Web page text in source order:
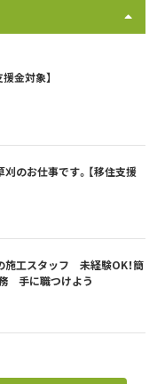
金対象】
刈のお仕事です。【移住支援
施工スタッフ 未経験OK！簡
手に職つけよう